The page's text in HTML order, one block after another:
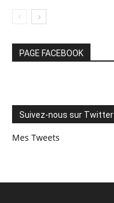
PAGE FACEBOOK
Suivez-nous sur Twitter
Mes Tweets